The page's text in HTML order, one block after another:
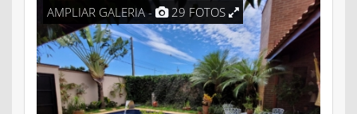
AMPLIAR GALERIA - 29 FOTOS